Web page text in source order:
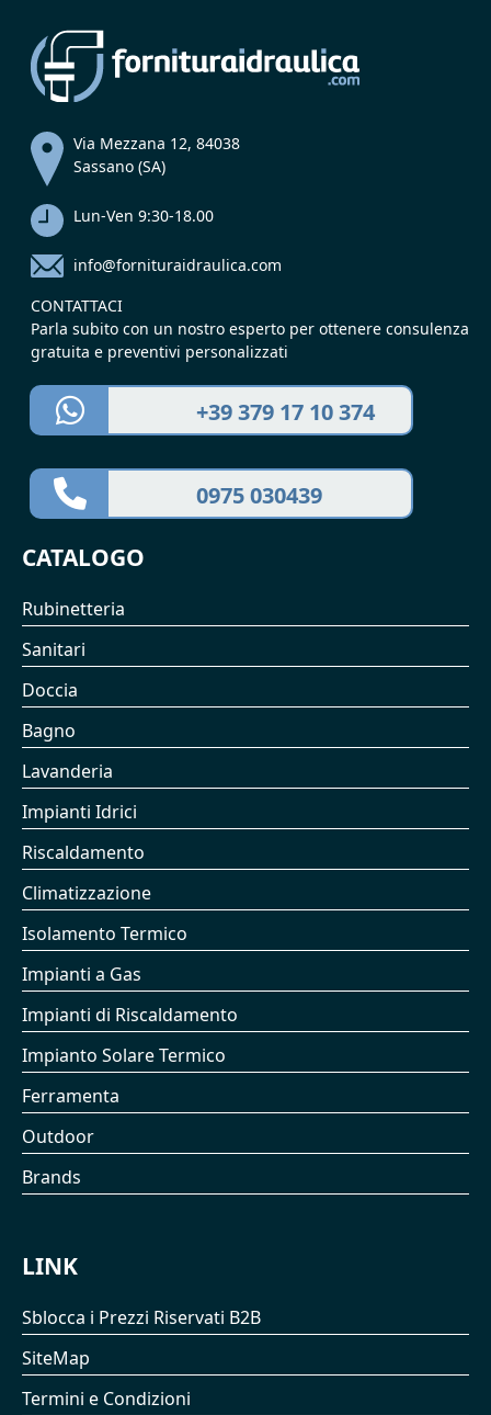
Via Mezzana 12, 84038
Sassano (SA)
Lun-Ven 9:30-18.00
info@fornituraidraulica.com
CONTATTACI
Parla subito con un nostro esperto per ottenere consulenza
gratuita e preventivi personalizzati
+39 379 17 10 374
0975 030439
CATALOGO
Rubinetteria
Sanitari
Doccia
Bagno
Lavanderia
Impianti Idrici
Riscaldamento
Climatizzazione
Isolamento Termico
Impianti a Gas
Impianti di Riscaldamento
Impianto Solare Termico
Ferramenta
Outdoor
Brands
LINK
Sblocca i Prezzi Riservati B2B
SiteMap
Termini e Condizioni